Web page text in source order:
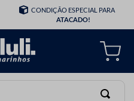
CONDIÇÃO ESPECIAL PARA
ATACADO!